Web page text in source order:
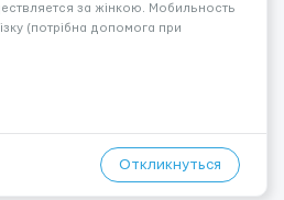
за жінкою. Мобильность
(потрібна допомога при
один-два рази за ніч. Место
Откликнуться